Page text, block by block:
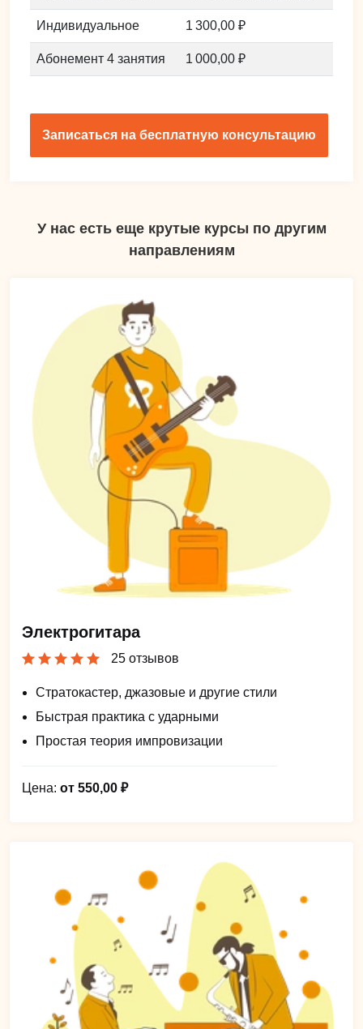
Индивидуальное 1 300,00 ₽
Абонемент 4 занятия 1 000,00 ₽
Записаться на бесплатную консультацию
У нас есть еще крутые курсы по другим
направлениям
Электрогитара
25 отзывов
Стратокастер, джазовые и другие стили
Быстрая практика с ударными
Простая теория импровизации
Цена: от 550,00 ₽